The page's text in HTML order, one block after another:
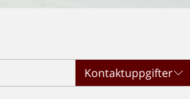
Kontaktuppgifter